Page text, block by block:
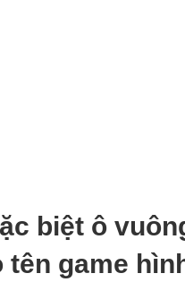
biệt ô
tên game